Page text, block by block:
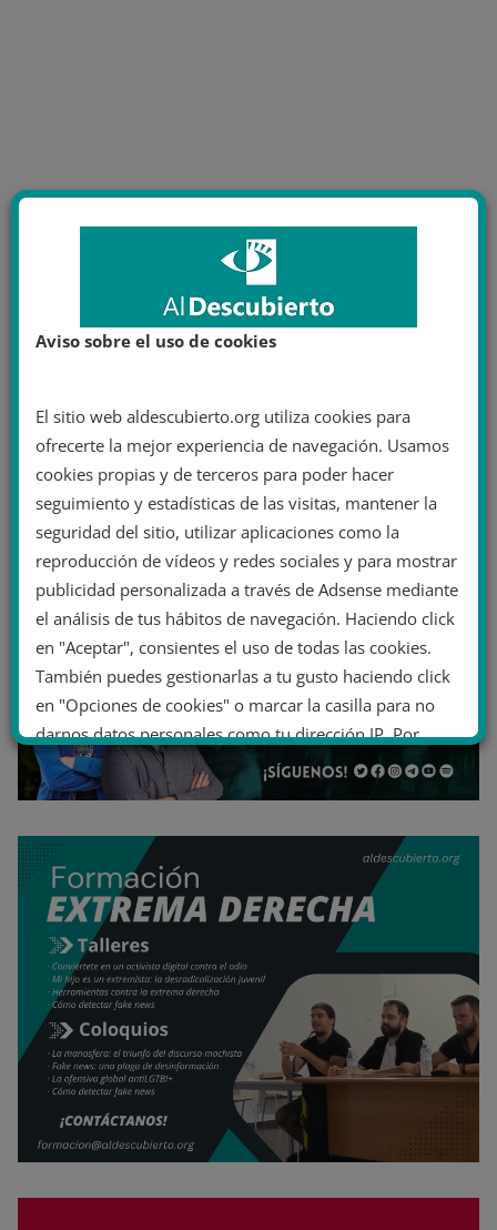
Aviso sobre el uso de cookies
El sitio web aldescubierto.org utiliza cookies para
ofrecerte la mejor experiencia de navegación. Usamos
cookies propias y de terceros para poder hacer
seguimiento y estadísticas de las visitas, mantener la
seguridad del sitio, utilizar aplicaciones como la
reproducción de vídeos y redes sociales y para mostrar
publicidad personalizada a través de Adsense mediante
el análisis de tus hábitos de navegación. Haciendo click
en "Aceptar", consientes el uso de todas las cookies.
También puedes gestionarlas a tu gusto haciendo click
en "Opciones de cookies" o marcar la casilla para no
darnos datos personales como tu dirección IP. Por
último, puedes leer nuestra Política de cookies.
No dar mi información personal
.
Opciones de cookies Aceptar cookies
Rechazar cookies Política de cookies